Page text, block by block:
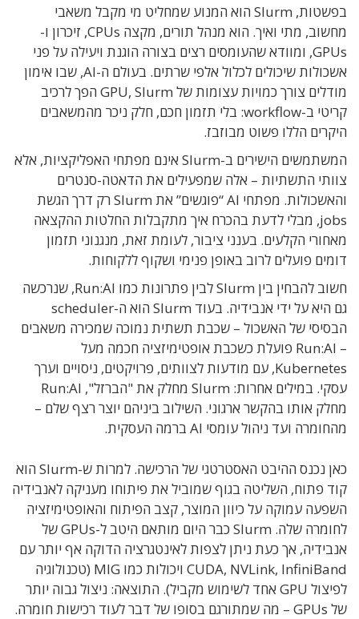
בפשטות, Slurm הוא המנוע שמחליט מי מקבל משאבי
מחשוב, מתי ואיך. הוא מנהל תורים, מקצה CPUs, זיכרון ו-
GPUs, ומוודא שהעומסים רצים בצורה הוגנת ויעילה על פני
אשכולות שיכולים לכלול אלפי שרתים. בעולם ה-AI, שבו אימון
מודלים צורך כמויות עצומות של GPU, Slurm הפך לרכיב
קריטי ב-workflow: בלי תזמון חכם, חלק ניכר מהמשאבים
היקרים הללו פשוט מבוזבז.
המשתמשים הישירים ב-Slurm אינם מפתחי האפליקציות, אלא
צוותי התשתיות – אלה שמפעילים את הדאטה-סנטרים
והאשכולות. מפתחי AI “פוגשים” את Slurm רק דרך הגשת
jobs, מבלי לדעת בהכרח איך מתקבלות החלטות ההקצאה
מאחורי הקלעים. בענני ציבור, לעומת זאת, מנגנוני תזמון
דומים פועלים לרוב באופן פנימי ושקוף ללקוחות.
חשוב להבחין בין Slurm לבין פתרונות כמו Run:AI, שנרכשה
גם היא על ידי אנבידיה. בעוד Slurm הוא ה-scheduler
הבסיסי של האשכול – שכבת תשתית נמוכה שמכירה משאבים
– Run:AI פועלת כשכבת אופטימיזציה חכמה מעל
Kubernetes, עם מודעות לצוותים, פרויקטים, ניסויים וערך
עסקי. במילים אחרות: Slurm מחלק את "הברזל", Run:AI
מחלק אותו בהקשר ארגוני. השילוב ביניהם יוצר רצף שלם –
מהחומרה ועד ניהול עומסי AI ברמה העסקית.
כאן נכנס ההיבט האסטרטגי של הרכישה. למרות ש-Slurm הוא
קוד פתוח, השליטה בגוף שמוביל את פיתוחו מעניקה לאנבידיה
השפעה עמוקה על כיוון המוצר, קצב הפיתוח והאופטימיזציה
לחומרה שלה. Slurm כבר היום מותאם היטב ל-GPUs של
אנבידיה, אך כעת ניתן לצפות לאינטגרציה הדוקה אף יותר עם
CUDA, NVLink, InfiniBand ויכולות כמו MIG (טכנולוגיה
לפיצול GPU אחד לשימוש מקביל). התוצאה: ניצול גבוה יותר
של GPUs – מה שמתורגם בסופו של דבר לעוד רכישות חומרה.